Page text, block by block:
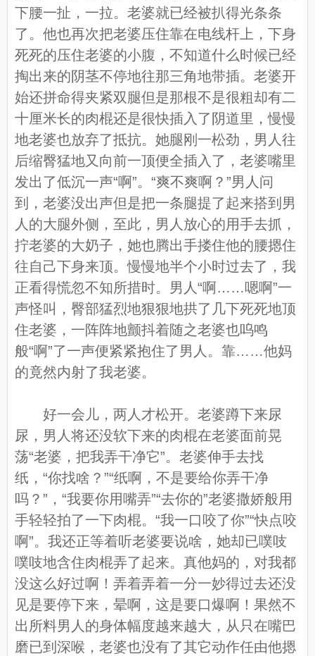
下腰一扯，一拉。老婆就已经被扒得光条条
了。他也再次把老婆压住靠在电线杆上，下身
死死的压住老婆的小腹，不知道什么时候已经
掏出来的阴茎不停地往那三角地带插。老婆开
始还拼命得夹紧双腿但是那根不是很粗却有二
十厘米长的肉棍还是很快插入了阴道里，慢慢
地老婆也放弃了抵抗。她腿刚一松劲，男人往
后缩臀猛地又向前一顶便全插入了，老婆嘴里
发出了低沉一声“啊”。“爽不爽啊？”男人问
到，老婆没出声但是把一条腿提了起来搭到男
人的大腿外侧，至此，男人放心的用手去抓，
拧老婆的大奶子，她也腾出手搂住他的腰摁住
往自己下身来顶。慢慢地半个小时过去了，我
正看得慌忽不知所措时。男人“啊……嗯啊”一
声怪叫，臀部猛烈地狠狠地拱了几下死死地顶
住老婆，一阵阵地颤抖着随之老婆也呜鸣
般“啊”了一声便紧紧抱住了男人。靠……他妈
的竟然内射了我老婆。
好一会儿，两人才松开。老婆蹲下来尿
尿，男人将还没软下来的肉棍在老婆面前晃
荡“老婆，把我弄干净它”。老婆伸手去找
纸，“你找啥？”“纸啊，不是要给你弄干净
吗？”，“我要你用嘴弄”“去你的”老婆撒娇般用
手轻轻拍了一下肉棍。“我一口咬了你”“快点咬
啊”。我还正等着听老婆要说啥，她却已噗吱
噗吱地含住肉棍弄了起来。真他妈的，对我都
没这么好过啊！弄着弄着一分一妙得过去还没
见是要停下来，晕啊，这是要口爆啊！果然不
出所料男人的身体幅度越来越大，从只在嘴巴
磨已到深喉，老婆也没有了其它动作任由他摁